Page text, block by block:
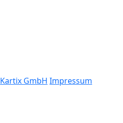
Kartix GmbH Impressum